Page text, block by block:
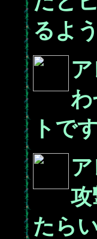
るよ
トで
たら